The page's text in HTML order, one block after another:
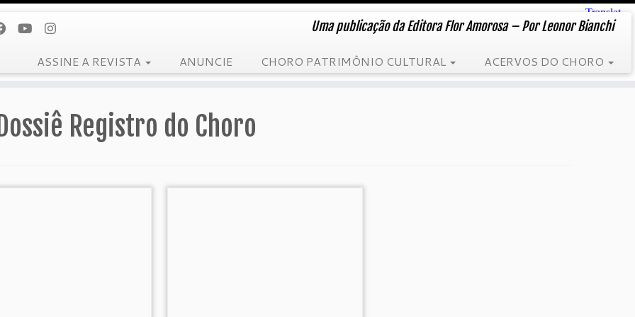
Uma publicação da Editora Flor Amorosa – Por Leonor Bianchi
ASSINE A REVISTA ANUNCIE CHORO PATRIMÔNIO CULTURAL ACERVOS DO CHORO
Dossiê Registro do Choro